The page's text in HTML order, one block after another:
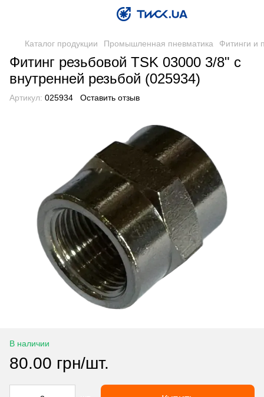
Каталог продукции Промышленная пневматика Фитинги и
Фитинг резьбовой TSK 03000 3/8" с
внутренней резьбой (025934)
Артикул: 025934 Оставить отзыв
В наличии
80.00 грн/шт.